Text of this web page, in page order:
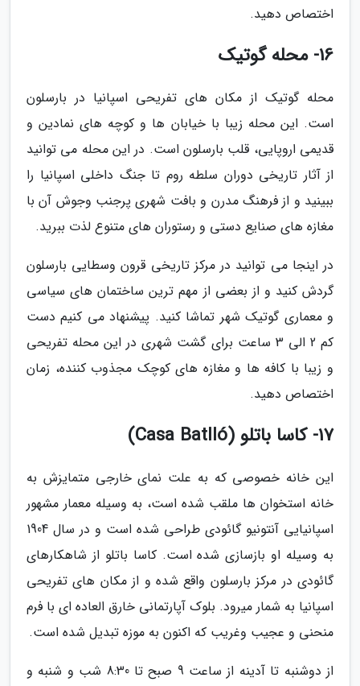
اختصاص دهید.
16- محله گوتیک
محله گوتیک از مکان های تفریحی اسپانیا در بارسلون
است. این محله زیبا با خیابان ها و کوچه های نمادین و
قدیمی اروپایی، قلب بارسلون است. در این محله می توانید
از آثار تاریخی دوران سلطه روم تا جنگ داخلی اسپانیا را
ببینید و از فرهنگ مدرن و بافت شهری پرجنب وجوش آن با
مغازه های صنایع دستی و رستوران های متنوع لذت ببرید.
در اینجا می توانید در مرکز تاریخی قرون وسطایی بارسلون
گردش کنید و از بعضی از مهم ترین ساختمان های سیاسی
و معماری گوتیک شهر تماشا کنید. پیشنهاد می کنیم دست
کم 2 الی 3 ساعت برای گشت شهری در این محله تفریحی
و زیبا با کافه ها و مغازه های کوچک مجذوب کننده، زمان
اختصاص دهید.
17- کاسا باتلو (Casa Batlló)
این خانه خصوصی که به علت نمای خارجی متمایزش به
خانه استخوان ها ملقب شده است، به وسیله معمار مشهور
اسپانیایی آنتونیو گائودی طراحی شده است و در سال 1904
به وسیله او بازسازی شده است. کاسا باتلو از شاهکارهای
گائودی در مرکز بارسلون واقع شده و از مکان های تفریحی
اسپانیا به شمار میرود. بلوک آپارتمانی خارق العاده ای با فرم
منحنی و عجیب وغریب که اکنون به موزه تبدیل شده است.
از دوشنبه تا آدینه از ساعت 9 صبح تا 8:30 شب و شنبه و